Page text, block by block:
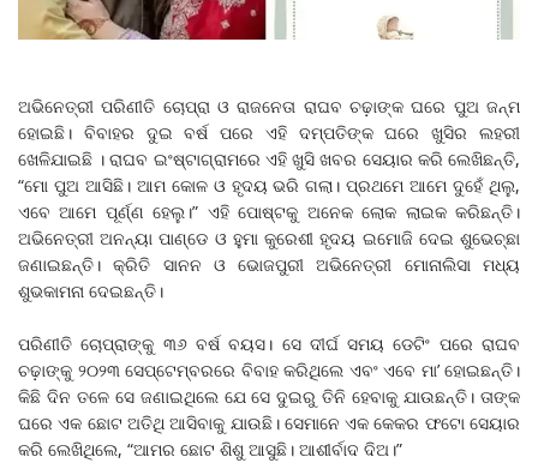
ଅଭିନେତ୍ରୀ ପରିଣୀତି ଚୋପ୍ରା ଓ ରାଜନେତା ରାଘବ ଚଢ଼ାଙ୍କ ଘରେ ପୁଅ ଜନ୍ମ
ହୋଇଛି। ବିବାହର ଦୁଇ ବର୍ଷ ପରେ ଏହି ଦମ୍ପତିଙ୍କ ଘରେ ଖୁସିର ଲହରୀ
ଖେଳିଯାଇଛି । ରାଘବ ଇଂଷ୍ଟାଗ୍ରାମରେ ଏହି ଖୁସି ଖବର ସେୟାର କରି ଲେଖିଛନ୍ତି,
“ମୋ ପୁଅ ଆସିଛି। ଆମ କୋଳ ଓ ହୃଦୟ ଭରି ଗଲା। ପ୍ରଥମେ ଆମେ ଦୁହେଁ ଥିଲୁ,
ଏବେ ଆମେ ପୂର୍ଣ୍ଣ ହେଲୁ।” ଏହି ପୋଷ୍ଟକୁ ଅନେକ ଲୋକ ଲାଇକ କରିଛନ୍ତି।
ଅଭିନେତ୍ରୀ ଅନନ୍ୟା ପାଣ୍ଡେ ଓ ହୁମା କୁରେଶୀ ହୃଦୟ ଇମୋଜି ଦେଇ ଶୁଭେଚ୍ଛା
ଜଣାଇଛନ୍ତି। କ୍ରିତି ସାନନ ଓ ଭୋଜପୁରୀ ଅଭିନେତ୍ରୀ ମୋନାଲିସା ମଧ୍ୟ
ଶୁଭକାମନା ଦେଇଛନ୍ତି।
ପରିଣୀତି ଚୋପ୍ରାଙ୍କୁ ୩୬ ବର୍ଷ ବୟସ। ସେ ଦୀର୍ଘ ସମୟ ଡେଟିଂ ପରେ ରାଘବ
ଚଢ଼ାଙ୍କୁ ୨୦୨୩ ସେପ୍ଟେମ୍ବରରେ ବିବାହ କରିଥିଲେ ଏବଂ ଏବେ ମା’ ହୋଇଛନ୍ତି।
କିଛି ଦିନ ତଳେ ସେ ଜଣାଇଥିଲେ ଯେ ସେ ଦୁଇରୁ ତିନି ହେବାକୁ ଯାଉଛନ୍ତି। ତାଙ୍କ
ଘରେ ଏକ ଛୋଟ ଅତିଥି ଆସିବାକୁ ଯାଉଛି। ସେମାନେ ଏକ କେକର ଫଟୋ ସେୟାର
କରି ଲେଖିଥିଲେ, “ଆମର ଛୋଟ ଶିଶୁ ଆସୁଛି। ଆଶୀର୍ବାଦ ଦିଅ।”